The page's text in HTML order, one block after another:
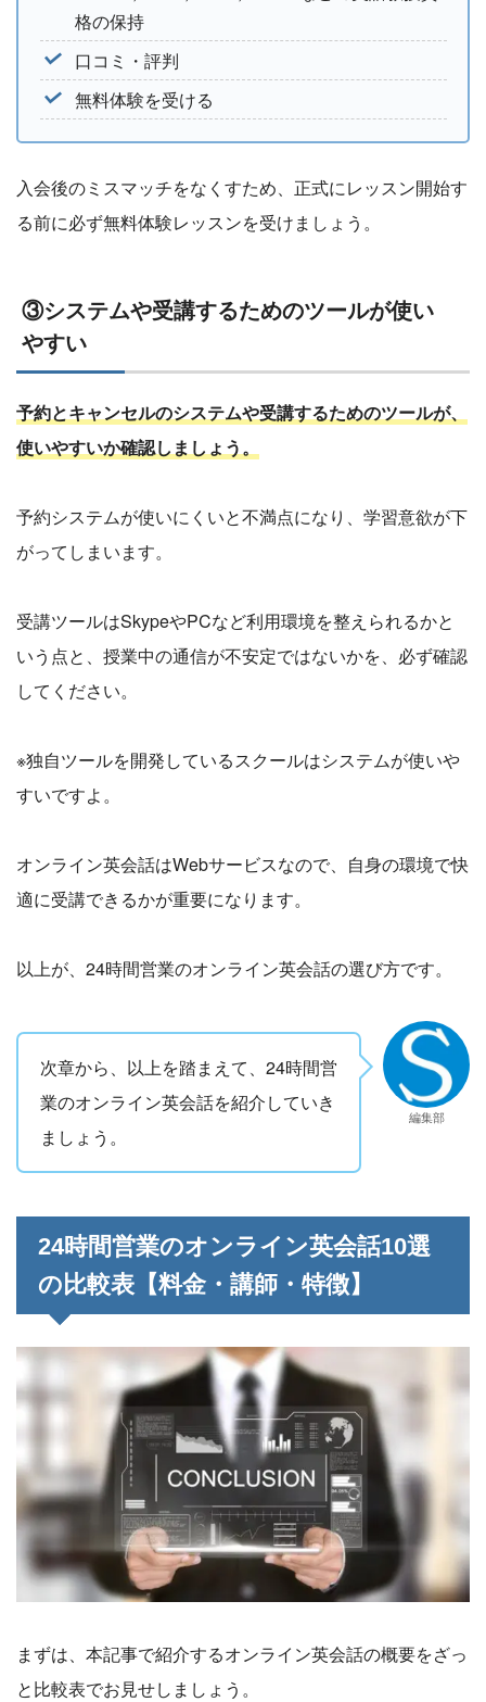
格の保持
口コミ・評判
無料体験を受ける
入会後のミスマッチをなくすため、正式にレッスン開始す
る前に必ず無料体験レッスンを受けましょう。
③システムや受講するためのツールが使い
やすい
予約とキャンセルのシステムや受講するためのツールが、
使いやすいか確認しましょう。
予約システムが使いにくいと不満点になり、学習意欲が下
がってしまいます。
受講ツールはSkypeやPCなど利用環境を整えられるかと
いう点と、授業中の通信が不安定ではないかを、必ず確認
してください。
※独自ツールを開発しているスクールはシステムが使いや
すいですよ。
オンライン英会話はWebサービスなので、自身の環境で快
適に受講できるかが重要になります。
以上が、24時間営業のオンライン英会話の選び方です。
次章から、以上を踏まえて、24時間営
業のオンライン英会話を紹介していき
ましょう。
編集部
24時間営業のオンライン英会話10選
の比較表【料金・講師・特徴】
まずは、本記事で紹介するオンライン英会話の概要をざっ
と比較表でお見せしましょう。